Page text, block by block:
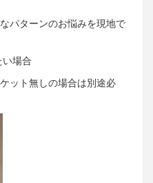
パターンのお悩みを現地で
場合
ット無しの場合は別途必